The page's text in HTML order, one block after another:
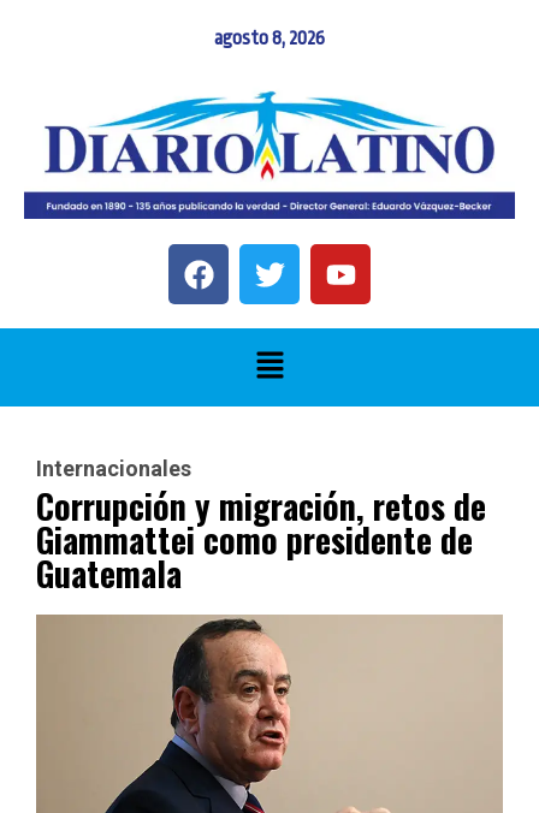
agosto 8, 2026
Internacionales
Corrupción y migración, retos de
Giammattei como presidente de
Guatemala